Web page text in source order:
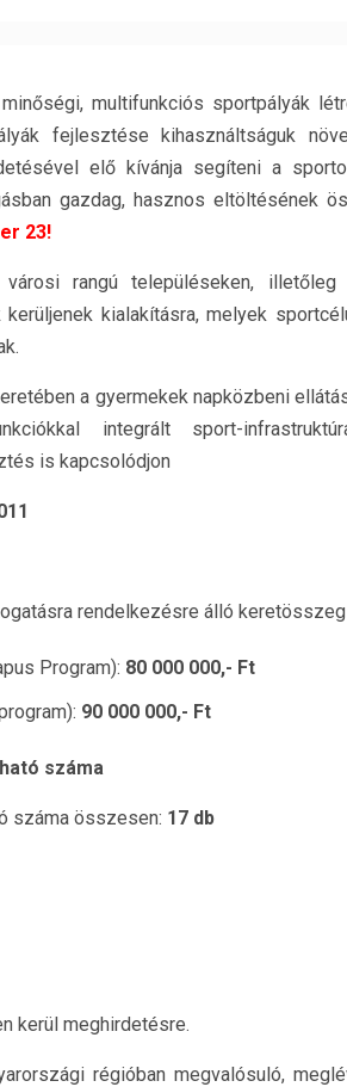
multifunkciós sportpályák
fejlesztése kihasználtságuk
elő kívánja segíteni a
gazdag, hasznos eltöltésének
23!
rangú településeken, illetőleg
kerüljenek kialakításra, melyek
a gyermekek napközbeni
integrált sport-
is kapcsolódjon
rendelkezésre álló keretösszeg
Program): 80 000 000,- Ft
90 000 000,- Ft
száma
száma összesen: 17 db
kerül meghirdetésre.
régióban megvalósuló,